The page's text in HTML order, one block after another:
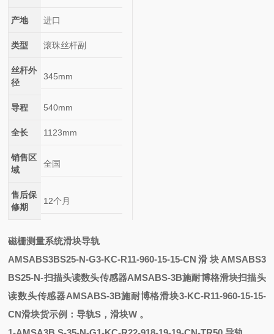
产地 进口
类型 滚珠丝杆副
丝杆外
径
345mm
导程 540mm
全长 1123mm
销售区
域
全国
售后保
修期
12个月
磁栅测量系统滑块导轨
AMSABS3BS25-N-G3-KC-R11-960-15-15-CN滑块 AMSABS3
BS25-N-扫描头读数头传感器AMSABS-3B施耐博格滑块扫描头
读数头传感器AMSABS-3B施耐博格滑块3-KC-R11-960-15-15-
CN滑块货示例：导轨S，滑块W 。